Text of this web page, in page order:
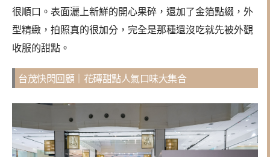
很順口。表面灑上新鮮的開心果碎，還加了金箔點綴，外
型精緻，拍照真的很加分，完全是那種還沒吃就先被外觀
收服的甜點。
台茂快閃回顧｜花磚甜點人氣口味大集合